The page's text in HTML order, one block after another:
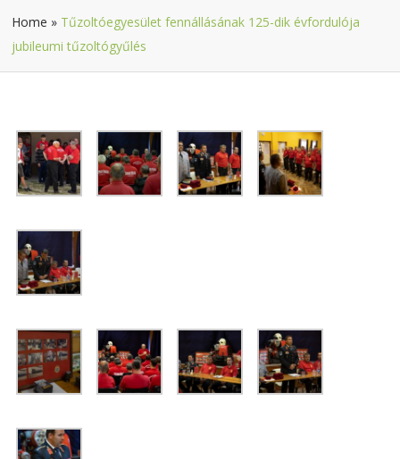
Home » Tűzoltóegyesület fennállásának 125-dik évfordulója
jubileumi tűzoltógyűlés